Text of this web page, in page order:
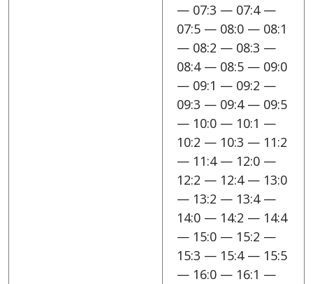
— 07:3 — 07:4 —
07:5 — 08:0 — 08:1
— 08:2 — 08:3 —
08:4 — 08:5 — 09:0
— 09:1 — 09:2 —
09:3 — 09:4 — 09:5
— 10:0 — 10:1 —
10:2 — 10:3 — 11:2
— 11:4 — 12:0 —
12:2 — 12:4 — 13:0
— 13:2 — 13:4 —
14:0 — 14:2 — 14:4
— 15:0 — 15:2 —
15:3 — 15:4 — 15:5
— 16:0 — 16:1 —